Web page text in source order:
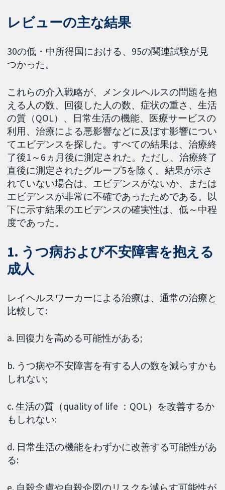
レビューの主な結果
30の低・中所得国における、95の関連試験が見
つかった。
これらの介入戦略が、メンタルヘルスの問題を抱
える人の数、回復した人の数、症状の重さ、生活
の質（QOL）、日常生活の機能、医療サービスの
利用、治療による悪影響などに及ぼす影響につい
てエビデンスを探した。すべての結果は、治療終
了後1～6ヵ月後に測定された。ただし、治療終了
直後に測定されたグループ5を除く。結果が示さ
れていない場合は、エビデンスがないか、または
エビデンスが非常に不確であったためである。以
下に示す結果のエビデンスの確実性は、低～中程
度であった。
1. うつ病および不安障害を抱える
成人
レイヘルスワーカーによる治療は、通常の治療と
比較して:
a. 回復力を高める可能性がある;
b. うつ病や不安障害を有する人の数を減らすかも
しれない;
c. 生活の質（quality of life ：QOL）を改善するか
もしれない:
d. 日常生活の機能をわずかに改善する可能性があ
る:
e. 自殺念慮や自殺企図のリスクを減らす可能性が